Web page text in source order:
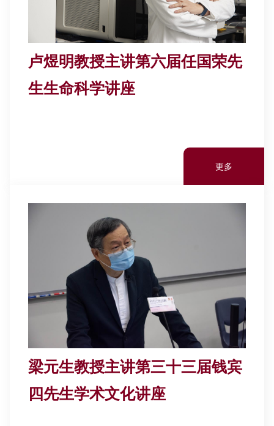
卢煜明教授主讲第六届任国荣先
生生命科学讲座
更多
梁元生教授主讲第三十三届钱宾
四先生学术文化讲座